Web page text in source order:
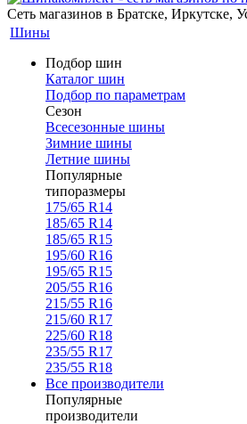
Сеть магазинов в Братске, Иркутске,
Шины
Подбор шин
Каталог шин
Подбор по параметрам
Сезон
Всесезонные шины
Зимние шины
Летние шины
Популярные
типоразмеры
175/65 R14
185/65 R14
185/65 R15
195/60 R16
195/65 R15
205/55 R16
215/55 R16
215/60 R17
225/60 R18
235/55 R17
235/55 R18
Все производители
Популярные
производители